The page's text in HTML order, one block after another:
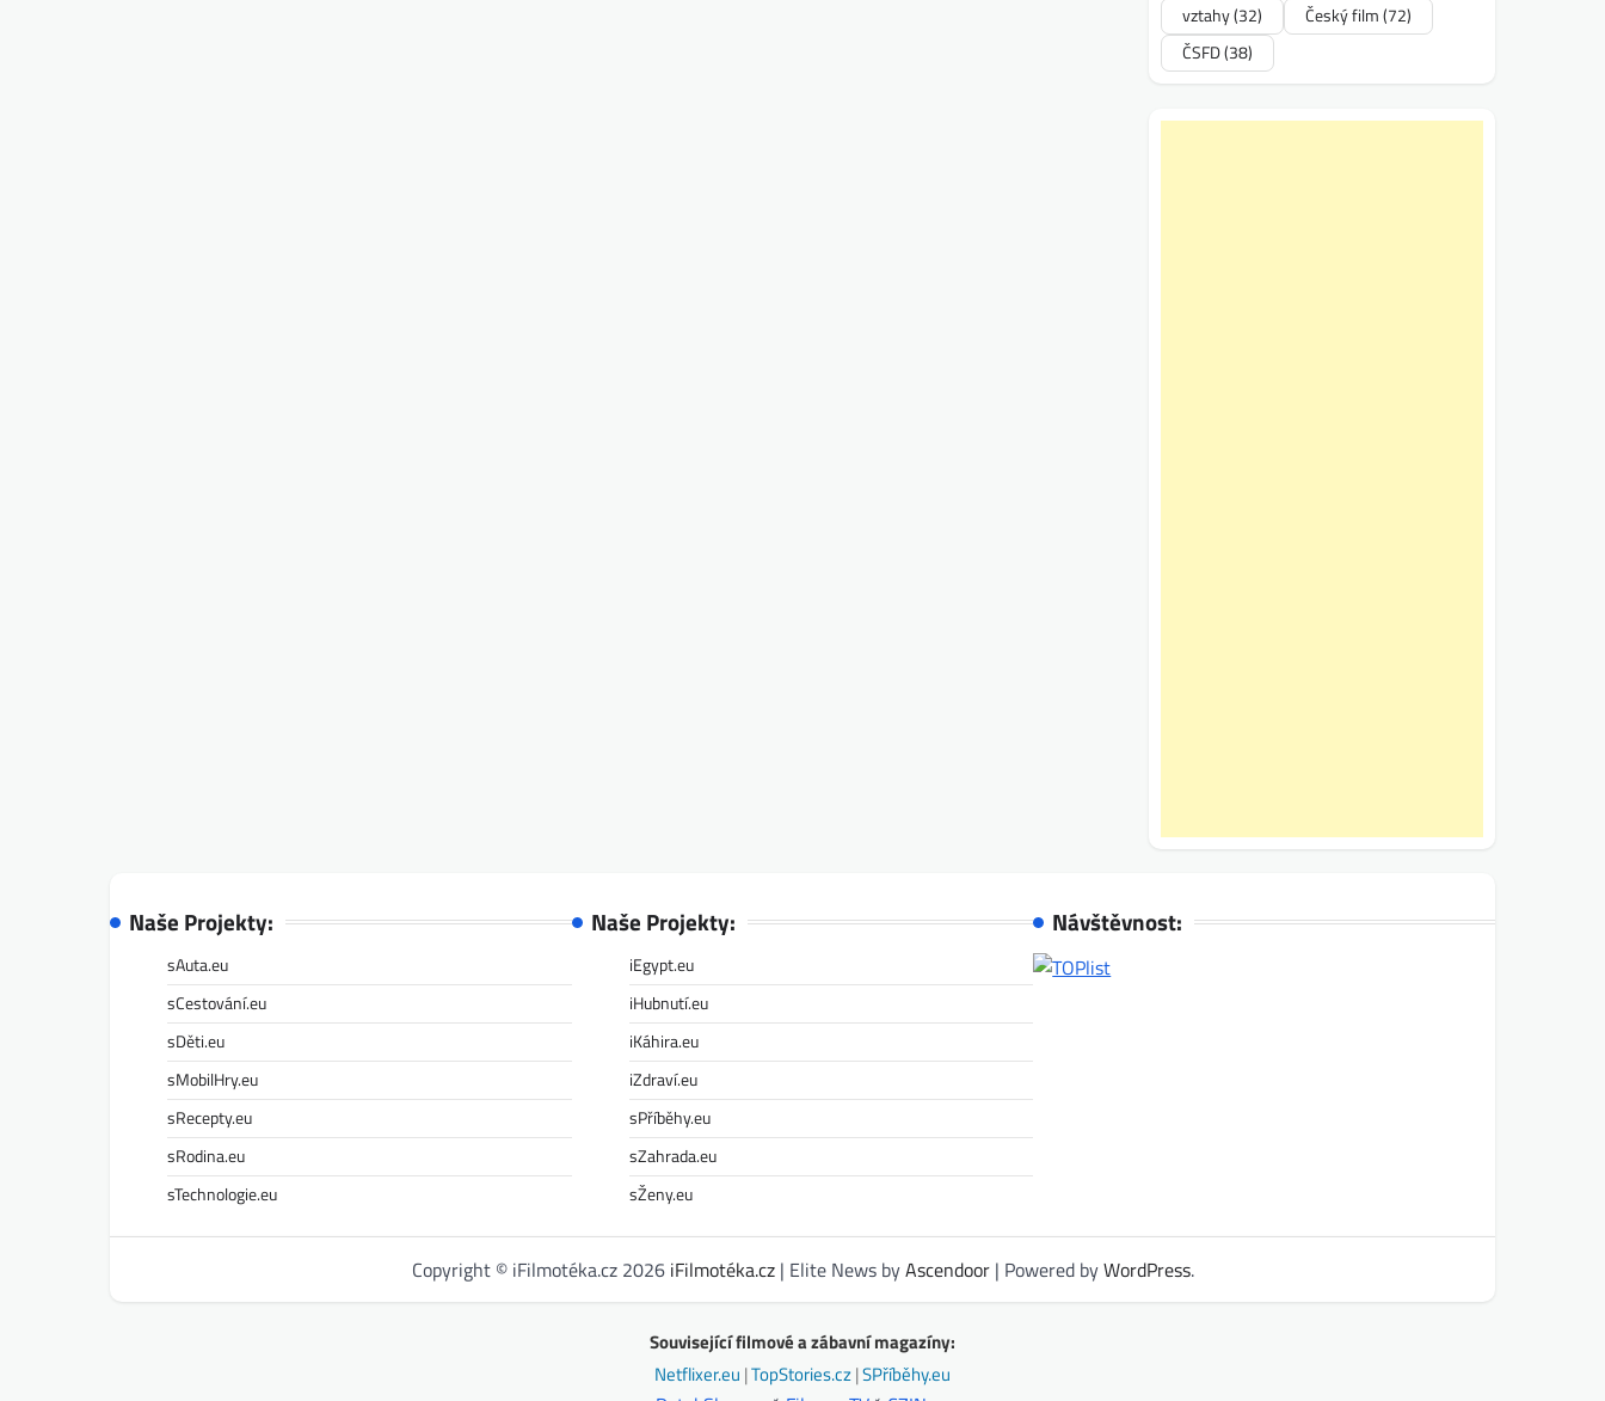
vztahy(32) Český film(72)
ČSFD(38)
Naše Projekty:
sAuta.eu
sCestování.eu
sDěti.eu
sMobilHry.eu
sRecepty.eu
sRodina.eu
sTechnologie.eu
Naše Projekty:
iEgypt.eu
iHubnutí.eu
iKáhira.eu
iZdraví.eu
sPříběhy.eu
sZahrada.eu
sŽeny.eu
Návštěvnost:
Copyright © iFilmotéka.cz 2026 iFilmotéka.cz| Elite News byAscendoor| Powered byWordPress.
Související filmové a zábavní magazíny:
Netflixer.eu |TopStories.cz|SPříběhy.eu